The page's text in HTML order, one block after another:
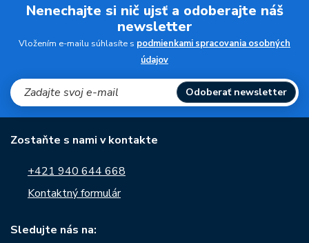
Nenechajte si nič ujsť a odoberajte náš
newsletter
Vložením e-mailu súhlasíte s podmienkami spracovania osobných
údajov
Odoberať newsletter
Zostaňte s nami v kontakte
+421 940 644 668
Kontaktný formulár
Sledujte nás na: